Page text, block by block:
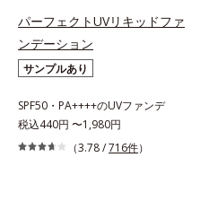
パーフェクトUVリキッドファ
ンデーション
サンプルあり
SPF50・PA++++のUVファンデ
税込440円 〜1,980円
（3.78 /716件）